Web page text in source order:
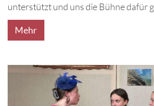
unterstützt und uns die Bühne dafür
Mehr